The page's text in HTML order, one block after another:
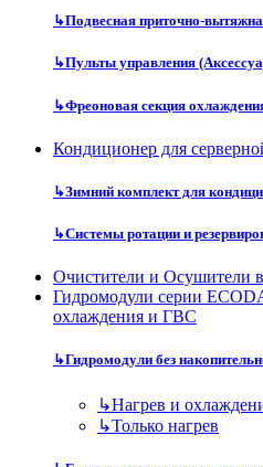
↳Подвесная приточно-
↳Пульты управления
↳Фреоновая секция
Кондиционер для
↳Зимний комплект для
↳Системы ротации и
Очистители и Осушители
Гидромодули серии
охлаждения и ГВС
↳Гидромодули без
↳Нагрев и
↳Только нагрев